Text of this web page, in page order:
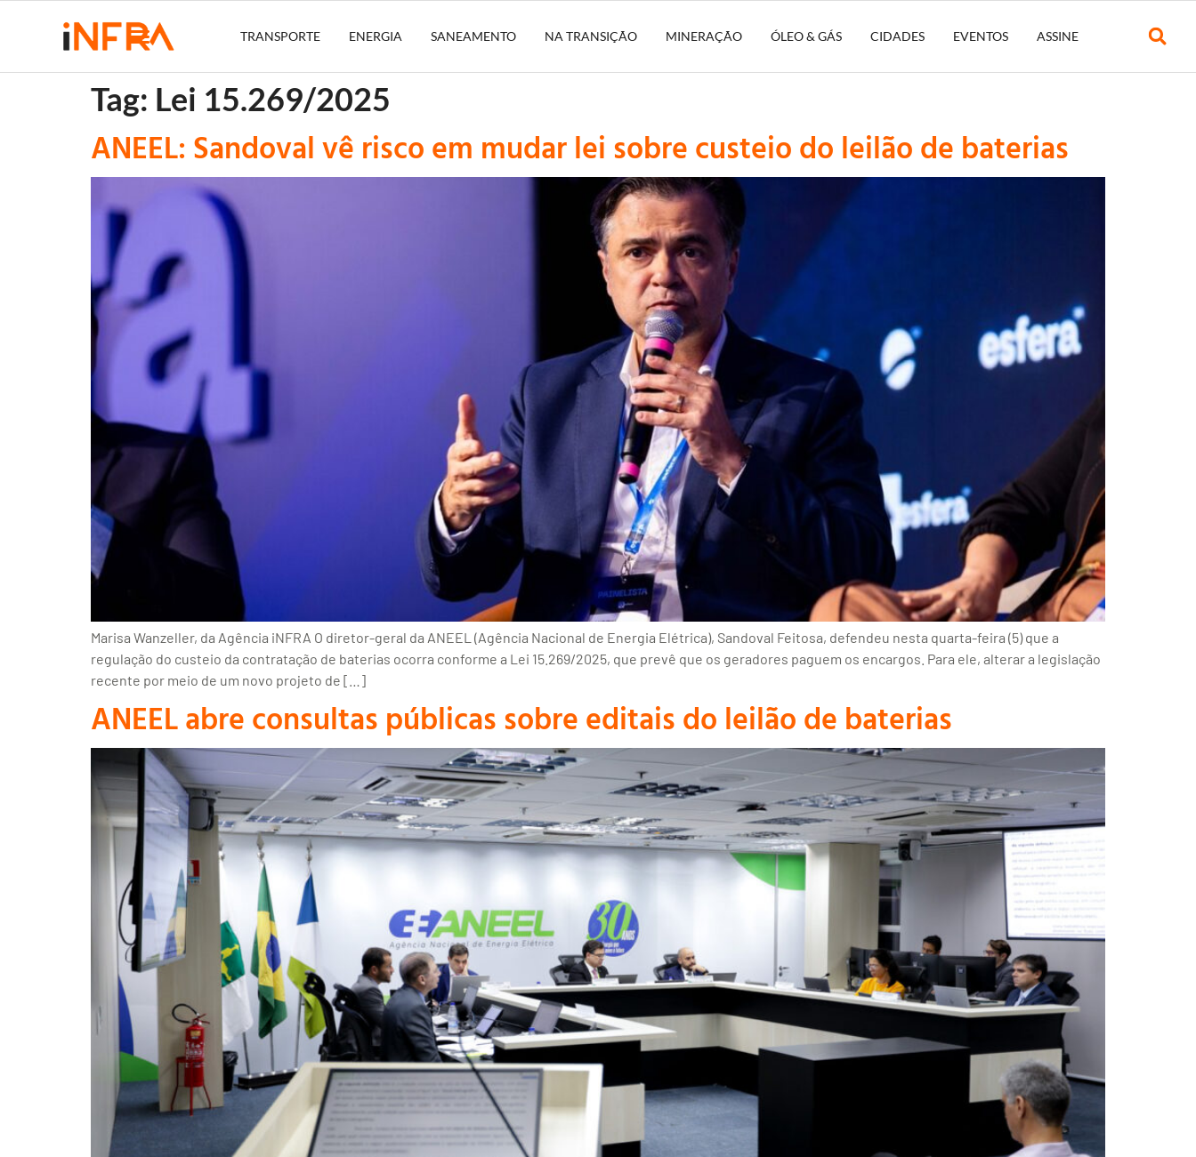
TRANSPORTE ENERGIA SANEAMENTO NA TRANSIÇÃO MINERAÇÃO ÓLEO & GÁS CIDADES EVENTOS ASSINE
Tag: Lei 15.269/2025
ANEEL: Sandoval vê risco em mudar lei sobre custeio do leilão de baterias
Marisa Wanzeller, da Agência iNFRA O diretor-geral da ANEEL (Agência Nacional de Energia Elétrica), Sandoval Feitosa, defendeu nesta quarta-feira (5) que a
regulação do custeio da contratação de baterias ocorra conforme a Lei 15.269/2025, que prevê que os geradores paguem os encargos. Para ele, alterar a legislação
recente por meio de um novo projeto de […]
ANEEL abre consultas públicas sobre editais do leilão de baterias